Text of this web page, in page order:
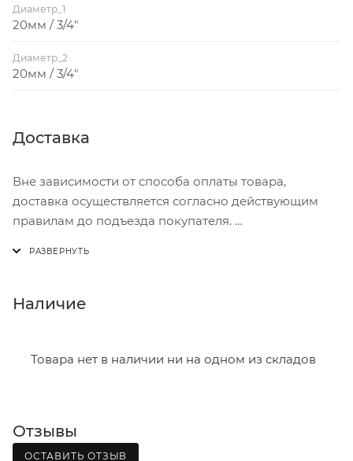
Диаметр_1
20мм / 3/4"
Диаметр_2
20мм / 3/4"
Доставка
Вне зависимости от способа оплаты товара,
доставка осуществляется согласно действующим
правилам до подъезда покупателя.
В субботу с 8:00 до 15:00
- зоны доставки;
Границы доставки в черте города на выезд
(перекрестки улиц):
Наличие
Товара нет в наличии ни на одном из складов
Отзывы
ОСТАВИТЬ ОТЗЫВ